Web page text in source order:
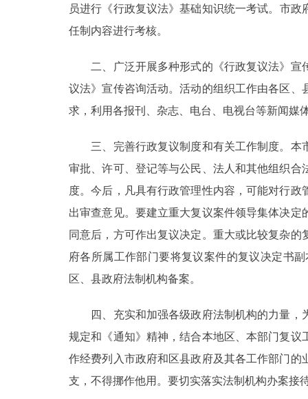
政民互动
参与调查
走进北京
北京概况
绿色北京
多语种
ENGLISH
ITALIANO
员进行《行政复议法》基础知识统一考试。市
任制内容进行考核。
二、广泛开展多种形式的《行政复议法》宣
议法》宣传咨询活动。活动的组织工作由各区
求，利用各报刊、杂志、电台、电视台等新闻媒
三、完善行政复议制度和有关工作制度。本
审批、许可、登记等与公民、法人和其他组织
度。今后，凡具有行政管理性内容，可能对行
出审查意见。要建立重大复议案件领导集体决
同意后，方可作出复议决定。重大或比较复杂
府各所属工作部门要将复议案件的复议决定书
区、县政府法制机构备案。
四、充实和加强各级政府法制机构的力量，
规定和《通知》精神，结合本地区、本部门复
作经费列入市政府和区县政府及其各工作部门
支，不得挪作他用。要切实落实法制机构办案接